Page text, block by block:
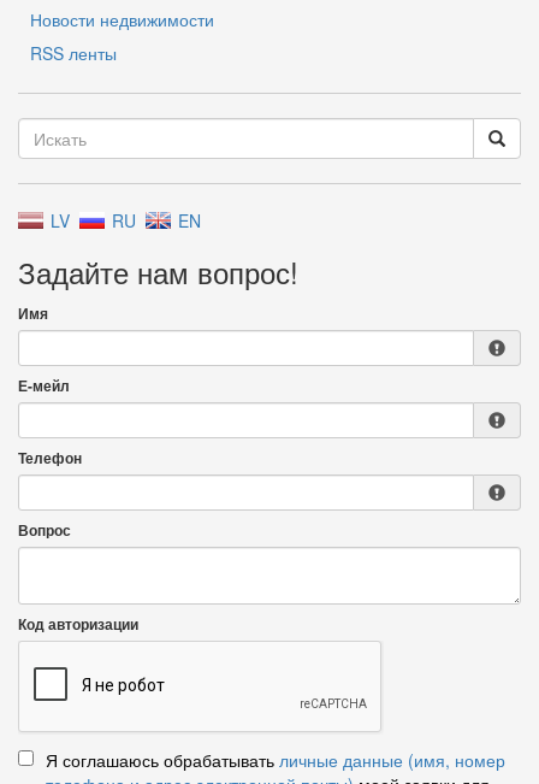
Новости недвижимости
RSS ленты
LV RU EN
Задайте нам вопрос!
Имя
Е-мейл
Телефон
Вопрос
Код авторизации
Я соглашаюсь обрабатывать личные данные (имя, номер